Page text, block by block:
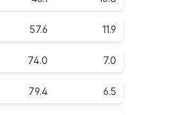
57.6 11.9
74.0 7.0
79.4 6.5